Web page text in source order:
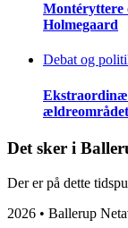
Montéryttere
Holmegaard
Debat og
ældreområdet
Det sker i
Der er på dette
2026 • Ballerup